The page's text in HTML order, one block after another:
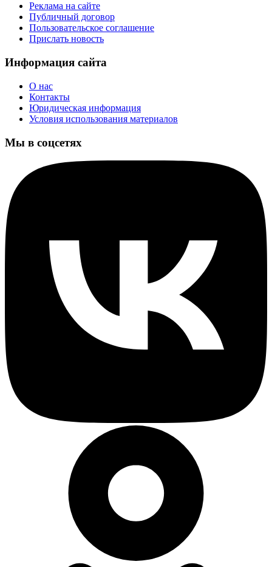
Реклама на сайте
Публичный договор
Пользовательское соглашение
Прислать новость
Информация сайта
О нас
Контакты
Юридическая информация
Условия использования материалов
Мы в соцсетях